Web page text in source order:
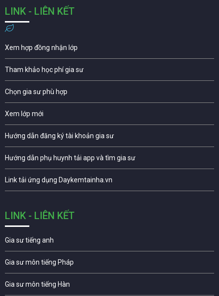
LINK - LIÊN KẾT
Xem hợp đồng nhận lớp
Tham khảo học phí gia sư
Chọn gia sư phù hợp
Xem lớp mới
Hướng dẫn đăng ký tài khoản gia sư
Hướng dẫn phụ huynh tải app và tìm gia sư
Link tải ứng dụng Daykemtainha.vn
LINK - LIÊN KẾT
Gia sư tiếng anh
Gia sư môn tiếng Pháp
Gia sư môn tiếng Hàn